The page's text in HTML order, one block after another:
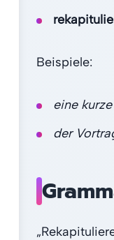
Beispiele:
eine
der